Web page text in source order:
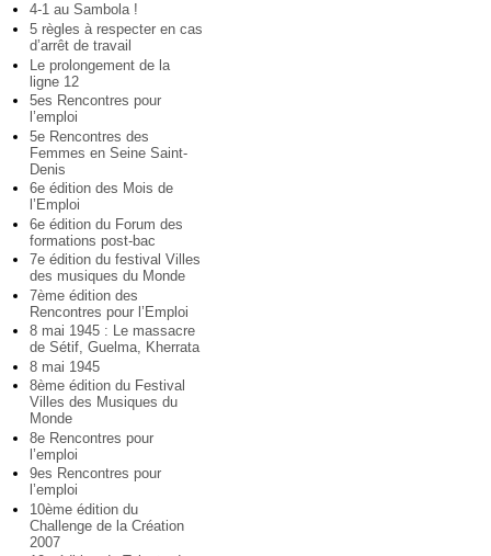
4-1 au Sambola !
5 règles à respecter en cas
d’arrêt de travail
Le prolongement de la
ligne 12
5es Rencontres pour
l’emploi
5e Rencontres des
Femmes en Seine Saint-
Denis
6e édition des Mois de
l’Emploi
6e édition du Forum des
formations post-bac
7e édition du festival Villes
des musiques du Monde
7ème édition des
Rencontres pour l’Emploi
8 mai 1945 : Le massacre
de Sétif, Guelma, Kherrata
8 mai 1945
8ème édition du Festival
Villes des Musiques du
Monde
8e Rencontres pour
l’emploi
9es Rencontres pour
l’emploi
10ème édition du
Challenge de la Création
2007